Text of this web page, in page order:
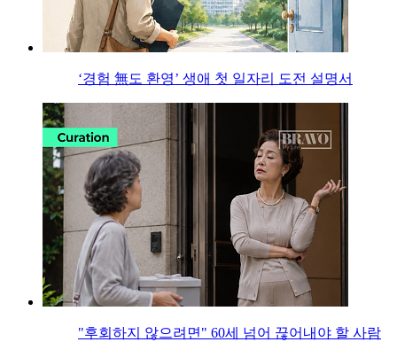
‘경험 無도 환영’ 생애 첫 일자리 도전 설명서
"후회하지 않으려면" 60세 넘어 끊어내야 할 사람